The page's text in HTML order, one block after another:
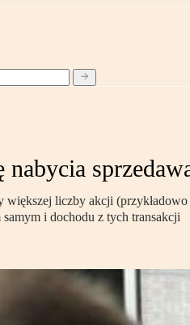
nabycia
większej liczby akcji
i dochodu z tych transakcji